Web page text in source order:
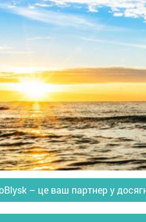
– це ваш партнер у